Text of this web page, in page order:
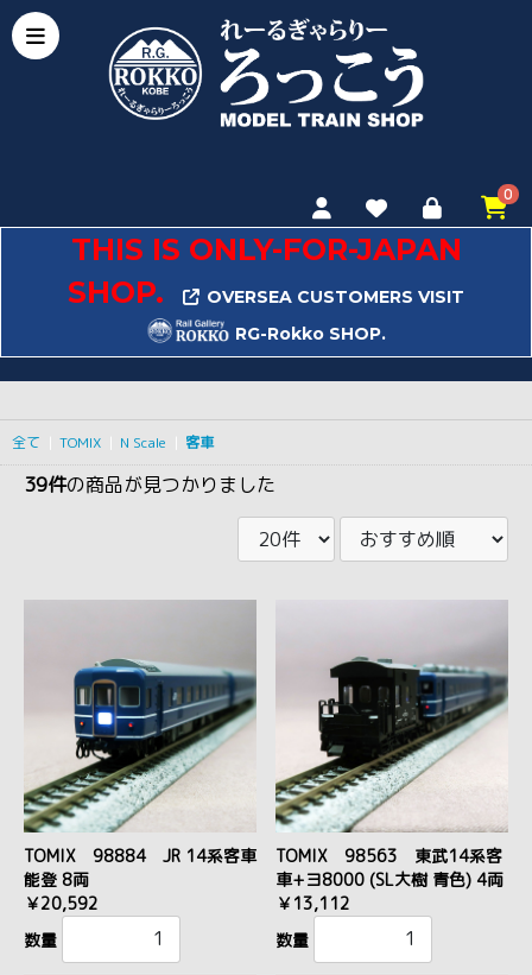
0
THIS IS ONLY-FOR-JAPAN
SHOP.
OVERSEA CUSTOMERS VISIT
RG-Rokko SHOP.
全て | TOMIX | N Scale | 客車
39件の商品が見つかりました
TOMIX 98884 JR 14系客車
能登 8両
￥20,592
数量
TOMIX 98563 東武14系客
車+ヨ8000 (SL大樹 青色) 4両
￥13,112
数量